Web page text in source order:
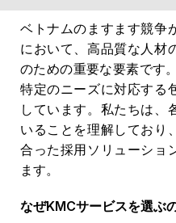
ベトナムのますます競争
において、高品質な人材
のための重要な要素です
特定のニーズに対応する
しています。私たちは、
いることを理解しており
合った採用ソリューショ
ます。
なぜKMCサービスを選ぶ